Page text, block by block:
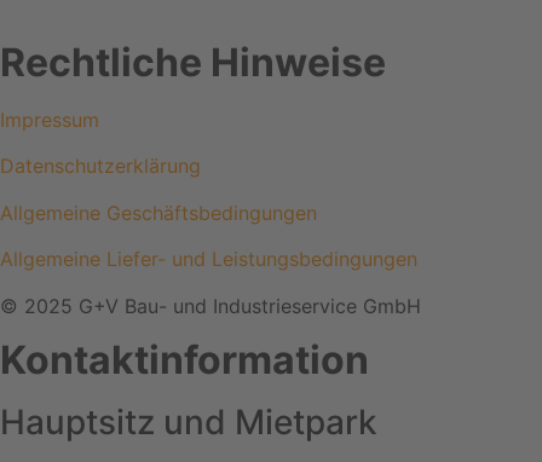
Rechtliche Hinweise
Impressum
Datenschutzerklärung
Allgemeine Geschäftsbedingungen
Allgemeine Liefer- und Leistungsbedingungen
© 2025 G+V Bau- und Industrieservice GmbH
Kontaktinformation
Hauptsitz und Mietpark